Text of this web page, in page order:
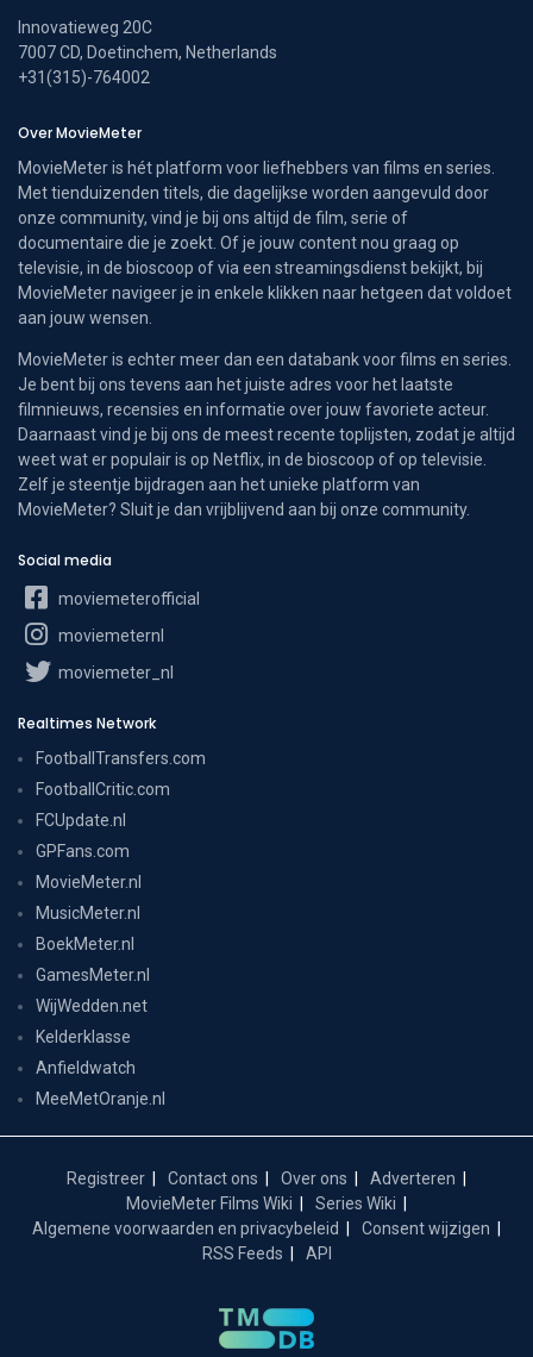
Innovatieweg 20C
7007 CD, Doetinchem, Netherlands
+31(315)-764002
Over MovieMeter
MovieMeter is hét platform voor liefhebbers van films en series.
Met tienduizenden titels, die dagelijkse worden aangevuld door
onze community, vind je bij ons altijd de film, serie of
documentaire die je zoekt. Of je jouw content nou graag op
televisie, in de bioscoop of via een streamingsdienst bekijkt, bij
MovieMeter navigeer je in enkele klikken naar hetgeen dat voldoet
aan jouw wensen.
MovieMeter is echter meer dan een databank voor films en series.
Je bent bij ons tevens aan het juiste adres voor het laatste
filmnieuws, recensies en informatie over jouw favoriete acteur.
Daarnaast vind je bij ons de meest recente toplijsten, zodat je altijd
weet wat er populair is op Netflix, in de bioscoop of op televisie.
Zelf je steentje bijdragen aan het unieke platform van
MovieMeter? Sluit je dan vrijblijvend aan bij onze community.
Social media
moviemeterofficial
moviemeternl
moviemeter_nl
Realtimes Network
FootballTransfers.com
FootballCritic.com
FCUpdate.nl
GPFans.com
MovieMeter.nl
MusicMeter.nl
BoekMeter.nl
GamesMeter.nl
WijWedden.net
Kelderklasse
Anfieldwatch
MeeMetOranje.nl
Registreer Contact ons Over ons
Adverteren
MovieMeter Films Wiki
Series Wiki
Algemene voorwaarden en privacybeleid
Consent wijzigen
RSS Feeds
API